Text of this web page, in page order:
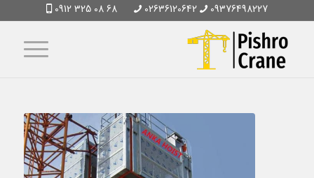
0912 325 08 68 02636120642 09376498227